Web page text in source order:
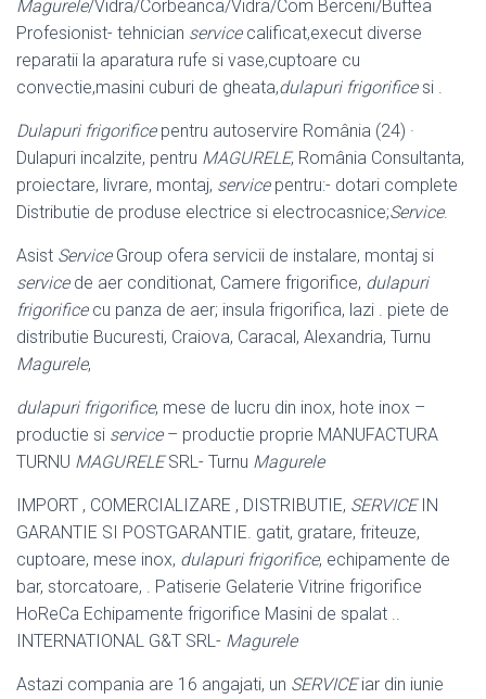
Magurele/Vidra/Corbeanca/Vidra/Com Berceni/Buftea
Profesionist- tehnician servicecalificat,execut diverse
reparatii la aparatura rufe si vase,cuptoare cu
convectie,masini cuburi de gheata,dulapuri frigorificesi .
Dulapuri frigorificepentru autoservire România (24) ·
Dulapuri incalzite, pentru MAGURELE, România Consultanta,
proiectare, livrare, montaj, servicepentru:- dotari complete
Distributie de produse electrice si electrocasnice;Service.
Asist ServiceGroup ofera servicii de instalare, montaj si
servicede aer conditionat, Camere frigorifice, dulapuri
frigorificecu panza de aer; insula frigorifica, lazi . piete de
distributie Bucuresti, Craiova, Caracal, Alexandria, Turnu
Magurele,
dulapuri frigorifice, mese de lucru din inox, hote inox –
productie si service– productie proprie MANUFACTURA
TURNU MAGURELESRL- Turnu Magurele
IMPORT , COMERCIALIZARE , DISTRIBUTIE, SERVICEIN
GARANTIE SI POSTGARANTIE. gatit, gratare, friteuze,
cuptoare, mese inox, dulapuri frigorifice, echipamente de
bar, storcatoare, . Patiserie Gelaterie Vitrine frigorifice
HoReCa Echipamente frigorifice Masini de spalat ..
INTERNATIONAL G&T SRL- Magurele
Astazi compania are 16 angajati, un SERVICEiar din iunie